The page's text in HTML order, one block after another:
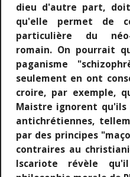
dieu d'autre part,
qu'elle permet de
particulière du néo-
romain. On pourrait
paganisme
seulement en ont
croire, par exemple,
Maistre ignorent
antichrétiennes,
par des principes
contraires au
Iscariote révèle